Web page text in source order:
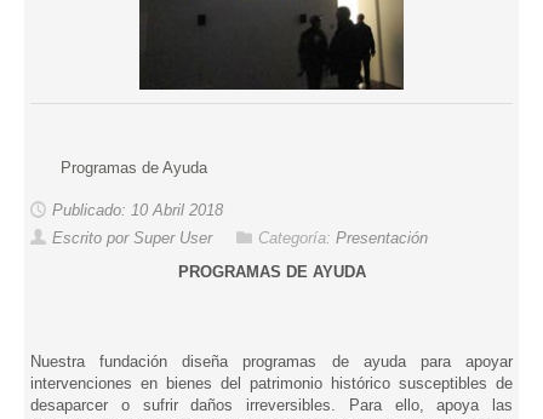
Programas de Ayuda
Publicado: 10 Abril 2018
Escrito por Super User
Categoría: Presentación
PROGRAMAS DE AYUDA
Nuestra fundación diseña programas de ayuda para apoyar
intervenciones en bienes del patrimonio histórico susceptibles de
desaparcer o sufrir daños irreversibles. Para ello, apoya las